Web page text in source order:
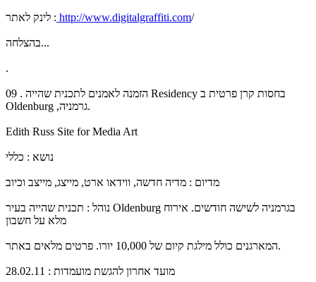
לינק לאתר : http://www.digitalgraffiti.com/
בהצלחה...
.
09 . הזמנה לאמנים לתכנית שהייה Residency בחסות קרן פרטית ב
Oldenburg ,גרמניה.
Edith Russ Site for Media Art
נושא : כללי
מדיום : מדיה חדשה, ווידאו ארט, מייצג, מייצב וכיוב
נוהל : תכנית שהייה בעיר Oldenburg בגרמניה לשישה חודשים. אירוח
מלא על חשבון
המארגנים כולל מילגת קיום של 10,000 יורו. פרטים מלאים באתר.
מועד אחרון להגשת מועמדות : 28.02.11